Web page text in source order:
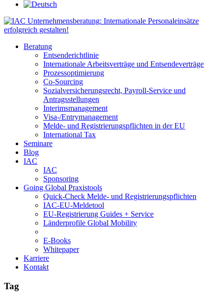
Beratung
Entsenderichtlinie
Internationale Arbeitsverträge und Entsendeverträge
Prozessoptimierung
Co-Sourcing
Sozialversicherungsrecht, Payroll-Service und
Antragsstellungen
Interimsmanagement
Visa-/Entrymanagement
Melde- und Registrierungspflichten in der EU
International Tax
Seminare
Blog
IAC
IAC
Sponsoring
Going Global Praxistools
Quick-Check Melde- und Registrierungspflichten
IAC-EU-Meldetool
EU-Registrierung Guides + Service
Länderprofile Global Mobility
E-Books
Whitepaper
Karriere
Kontakt
Tag